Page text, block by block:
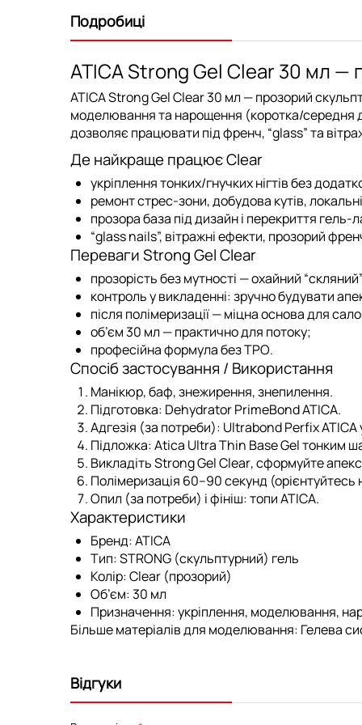
Подробиці
ATICA Strong Gel Clear 30 мл —
ATICA Strong Gel Clear 30 мл— прозорий
моделюваннята нарощення (коротка/середня
дозволяє працювати під френч, “glass” та
Де найкраще працює Clear
укріплення тонких/гнучких нігтів без
ремонт стрес-зони, добудова кутів,
прозора база під дизайн і перекриття гель-
“glass nails”, вітражні ефекти, прозорий
Переваги Strong Gel Clear
прозорість без мутності — охайний
контроль у викладенні: зручно будувати
після полімеризації — міцна основа для
об’єм 30 мл — практично для потоку;
професійна формулабез TPO.
Спосіб застосування / Використання
Манікюр, баф, знежирення, знепилення.
Підготовка: Dehydrator PrimeBond ATICA.
Адгезія (за потреби): Ultrabond Perfix ATICA
Підложка:Atica Ultra Thin Base Gelтонким
ВикладітьStrong Gel Clear, сформуйте
Полімеризація 60–90 секунд
Опил (за потреби) і фініш:топи ATICA.
Характеристики
Бренд:ATICA
Тип:STRONG (скульптурний) гель
Колір:Clear (прозорий)
Об’єм:30 мл
Призначення:укріплення, моделювання,
Більше матеріалів для моделювання: Гелева
Відгуки